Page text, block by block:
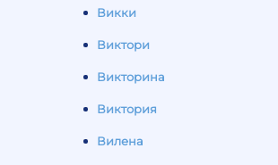
Викки
Виктори
Викторина
Виктория
Вилена